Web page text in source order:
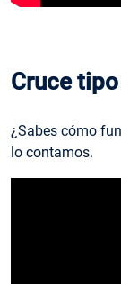
Cruce
¿Sabes cómo
lo contamos.